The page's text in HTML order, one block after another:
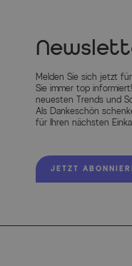
Melden Sie sich jetzt
Sie immer top
neuesten Trends und
Als Dankeschön
für Ihren nächsten
JETZT